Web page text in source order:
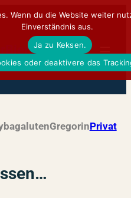
bagalutenGregorinPrivat
Wenn du die Website weiter
Einverständnis aus.
Ja zu Keksen.
oder deaktivere das